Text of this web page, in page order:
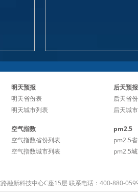
明天预报
明天省份表
明天城市列表
后天预报
后天省
后天城
空气指数
空气指数省份列表
空气指数城市列表
pm2.5
pm2.5
pm2.5
融新科技中心C座15层 联系电话：400-880-